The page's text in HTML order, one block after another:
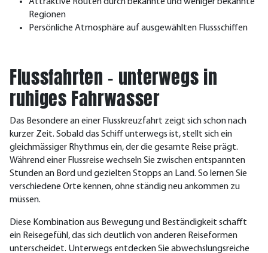
Regionen
Persönliche Atmosphäre auf ausgewählten Flussschiffen
Flussfahrten – unterwegs in
ruhiges Fahrwasser
Das Besondere an einer Flusskreuzfahrt zeigt sich schon nach
kurzer Zeit. Sobald das Schiff unterwegs ist, stellt sich ein
gleichmässiger Rhythmus ein, der die gesamte Reise prägt.
Während einer Flussreise wechseln Sie zwischen entspannten
Stunden an Bord und gezielten Stopps an Land. So lernen Sie
verschiedene Orte kennen, ohne ständig neu ankommen zu
müssen.
Diese Kombination aus Bewegung und Beständigkeit schafft
ein Reisegefühl, das sich deutlich von anderen Reiseformen
unterscheidet. Unterwegs entdecken Sie abwechslungsreiche